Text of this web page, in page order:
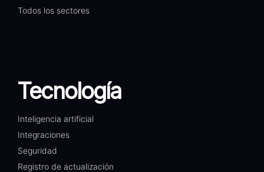
Todos los sectores
Tecnología
Inteligencia artificial
Integraciones
Seguridad
Registro de actualización